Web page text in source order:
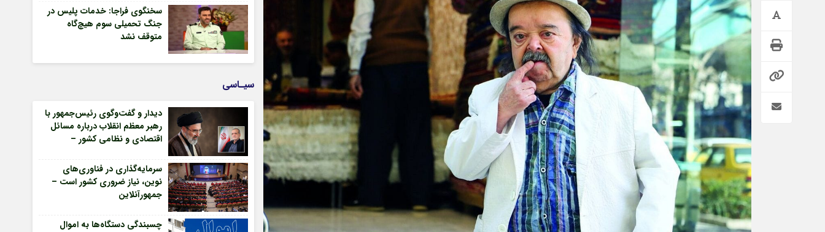
سخنگوی فراجا: خدمات پلیس در
جنگ تحمیلی سوم هیچ‌گاه
متوقف نشد
سیـاسی
دیدار و گفت‌وگوی رئیس‌جمهور با
رهبر معظم انقلاب درباره مسائل
اقتصادی و نظامی کشور –
سرمایه‌گذاری در فناوری‌های
نوین، نیاز ضروری کشور است –
جمهورآنلاین
چسبندگی دستگاه‌ها به اموال